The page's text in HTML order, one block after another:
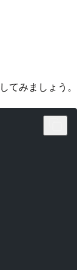
てみましょう。